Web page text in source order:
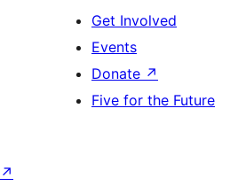
Get Involved
Events
Donate ↗
Five for the Future
↗